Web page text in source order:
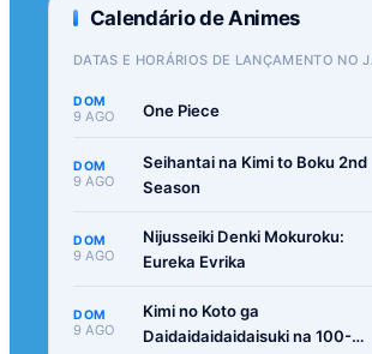
Calendário de Animes
DATAS E HORÁRIOS DE LANÇAMENTO NO
DOM
9 AGO One Piece
DOM
9 AGO
Seihantai na Kimi to Boku 2nd
Season
DOM
9 AGO
Nijusseiki Denki Mokuroku:
Eureka Evrika
DOM
9 AGO
Kimi no Koto ga
Daidaidaidaidaisuki na 100-